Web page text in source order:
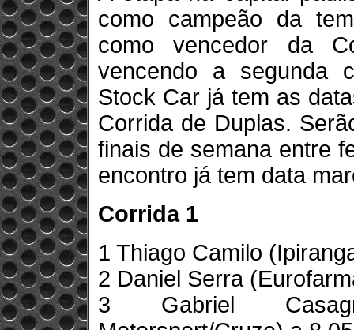
como campeão da
como vencedor da
vencendo a segunda
Stock Car já tem as
Corrida de Duplas.
finais de semana entre
encontro já tem data
Corrida 1
1 Thiago Camilo
2 Daniel Serra
3 Gabriel